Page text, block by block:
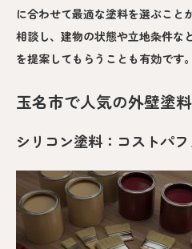
に合わせて最適な塗料を選ぶこと
相談し、建物の状態や立地条件な
を提案してもらうことも有効です。
玉名市で人気の外壁塗
シリコン塗料：コストパ